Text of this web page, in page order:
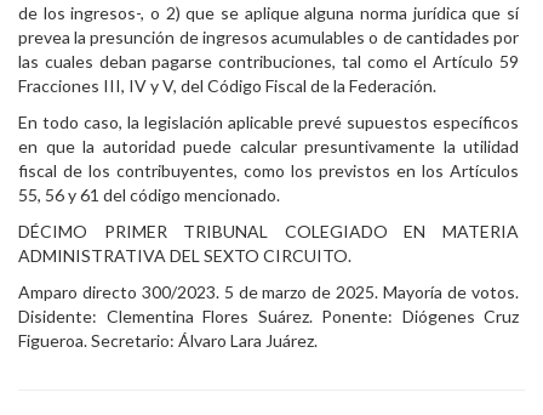
de los ingresos-, o 2) que se aplique alguna norma jurídica que sí
prevea la presunción de ingresos acumulables o de cantidades por
las cuales deban pagarse contribuciones, tal como el Artículo 59
Fracciones III, IV y V, del Código Fiscal de la Federación.
En todo caso, la legislación aplicable prevé supuestos específicos
en que la autoridad puede calcular presuntivamente la utilidad
fiscal de los contribuyentes, como los previstos en los Artículos
55, 56 y 61 del código mencionado.
DÉCIMO PRIMER TRIBUNAL COLEGIADO EN MATERIA
ADMINISTRATIVA DEL SEXTO CIRCUITO.
Amparo directo 300/2023. 5 de marzo de 2025. Mayoría de votos.
Disidente: Clementina Flores Suárez. Ponente: Diógenes Cruz
Figueroa. Secretario: Álvaro Lara Juárez.